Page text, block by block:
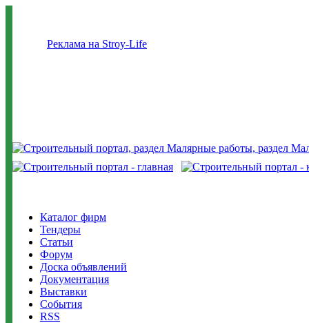
Реклама на Stroy-Life
Каталог фирм
Тендеры
Статьи
Форум
Доска объявлений
Документация
Выставки
События
RSS